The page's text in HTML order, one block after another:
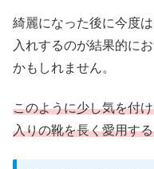
綺麗になった後に今度
入れするのが結果的に
かもしれません。
このように少し気を付
入りの靴を長く愛用す